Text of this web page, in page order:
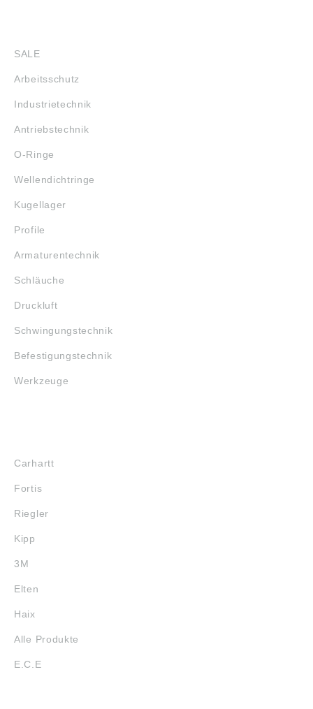
SALE
Arbeitsschutz
Industrietechnik
Antriebstechnik
O-Ringe
Wellendichtringe
Kugellager
Profile
Armaturentechnik
Schläuche
Druckluft
Schwingungstechnik
Befestigungstechnik
Werkzeuge
Carhartt
Fortis
Riegler
Kipp
3M
Elten
Haix
Alle Produkte
E.C.E